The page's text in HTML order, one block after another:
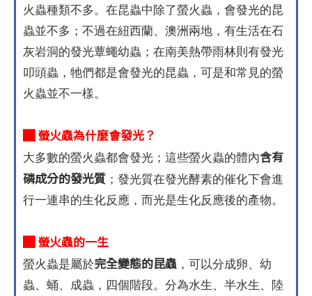
火蟲種類不多。在昆蟲中除了螢火蟲，會發光的昆
蟲並不多；不過在紐西蘭、澳洲兩地，有生活在石
灰岩洞的發光蕈蠅幼蟲；在南美熱帶雨林則有發光
叩頭蟲，牠們都是會發光的昆蟲，可是和常見的螢
火蟲並不一樣。
█ 螢火蟲為什麼會發光？
大多數的螢火蟲都會發光；這些螢火蟲的體內含有
磷成分的發光質 ；發光質在發光酵素的催化下會進
行一連串的生化反應，而光是生化反應後的產物。
█ 螢火蟲的一生
螢火蟲是屬於完全變態的昆蟲 ，可以分成卵、幼
蟲、蛹、成蟲，四個階段。分為水生、半水生、陸